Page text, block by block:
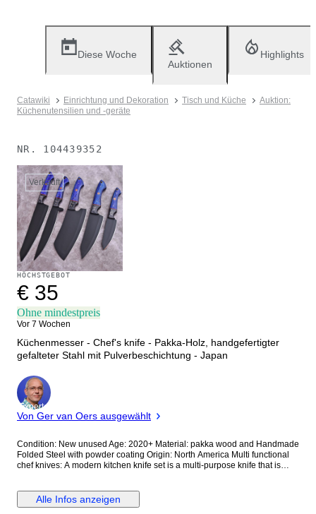
Diese Woche
Auktionen
Highlights
Catawiki Einrichtung und Dekoration Tisch und Küche
Auktion:
Küchenutensilien und -geräte
NR. 104439352
Verkauft
HÖCHSTGEBOT
€ 35
Ohne mindestpreis
Vor 7 Wochen
Küchenmesser - Chef's knife - Pakka-Holz, handgefertigter
gefalteter Stahl mit Pulverbeschichtung - Japan
Experte
Von Ger van Oers ausgewählt
Condition: New unused Age: 2020+ Material: pakka wood and Handmade
Folded Steel with powder coating Origin: North America Multi functional
chef knives: A modern kitchen knife set is a multi-purpose knife that is
cuts thus used for anything from chopping to cutting these knives are a
true testament to the art of knife-making. with stunning handles that exude
Alle Infos anzeigen